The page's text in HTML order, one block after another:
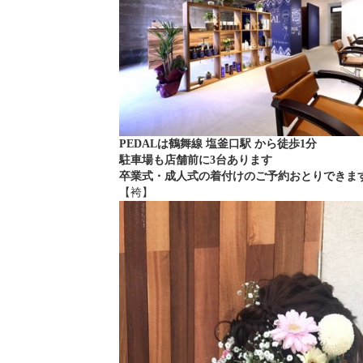
PEDALは鶴舞線 塩釜口駅 から徒歩1分
駐車場も店舗前に3台あります
卒業式・成人式の着付けのご予約おとりでき
【袴】